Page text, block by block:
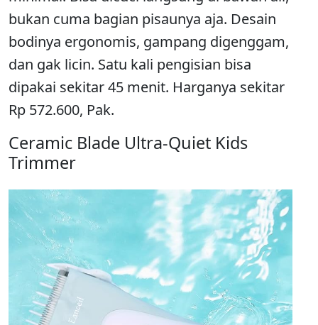
bukan cuma bagian pisaunya aja. Desain
bodinya ergonomis, gampang digenggam,
dan gak licin. Satu kali pengisian bisa
dipakai sekitar 45 menit. Harganya sekitar
Rp 572.600, Pak.
Ceramic Blade Ultra-Quiet Kids
Trimmer